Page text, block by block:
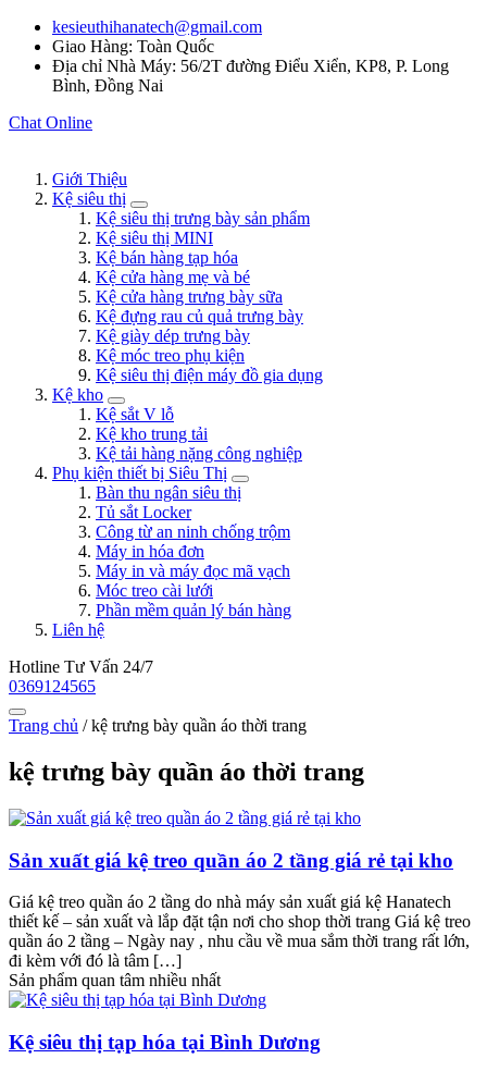
kesieuthihanatech@gmail.com
Giao Hàng: Toàn Quốc
Địa chỉ Nhà Máy: 56/2T đường Điểu Xiển, KP8, P. Long
Bình, Đồng Nai
Chat Online
Giới Thiệu
Kệ siêu thị
Kệ siêu thị trưng bày sản phẩm
Kệ siêu thị MINI
Kệ bán hàng tạp hóa
Kệ cửa hàng mẹ và bé
Kệ cửa hàng trưng bày sữa
Kệ đựng rau củ quả trưng bày
Kệ giày dép trưng bày
Kệ móc treo phụ kiện
Kệ siêu thị điện máy đồ gia dụng
Kệ kho
Kệ sắt V lỗ
Kệ kho trung tải
Kệ tải hàng nặng công nghiệp
Phụ kiện thiết bị Siêu Thị
Bàn thu ngân siêu thị
Tủ sắt Locker
Công từ an ninh chống trộm
Máy in hóa đơn
Máy in và máy đọc mã vạch
Móc treo cài lưới
Phần mềm quản lý bán hàng
Liên hệ
Hotline Tư Vấn 24/7
0369124565
Trang chủ /kệ trưng bày quần áo thời trang
kệ trưng bày quần áo thời trang
Sản xuất giá kệ treo quần áo 2 tầng giá rẻ tại kho
Giá kệ treo quần áo 2 tầng do nhà máy sản xuất giá kệ Hanatech
thiết kế – sản xuất và lắp đặt tận nơi cho shop thời trang Giá kệ treo
quần áo 2 tầng – Ngày nay , nhu cầu về mua sắm thời trang rất lớn,
đi kèm với đó là tâm […]
Sản phẩm quan tâm nhiều nhất
Kệ siêu thị tạp hóa tại Bình Dương